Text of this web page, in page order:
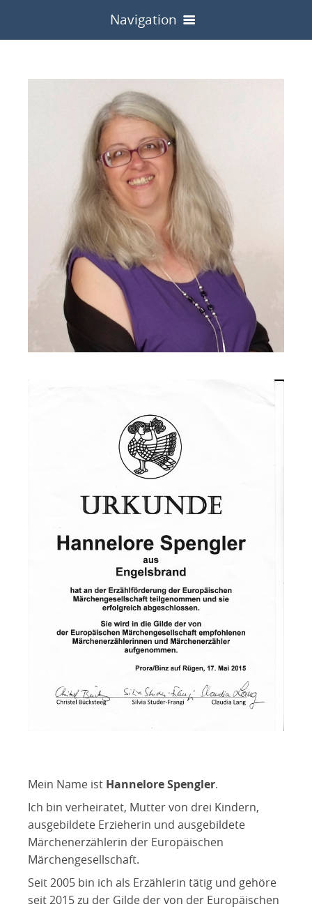
Navigation
Über mich
Termine
Bildergalerie
Pressestimmen
Impressum
Mein Name ist Hannelore Spengler.
Ich bin verheiratet, Mutter von drei Kindern,
ausgebildete Erzieherin und ausgebildete
Märchenerzählerin der Europäischen
Märchengesellschaft.
Seit 2005 bin ich als Erzählerin tätig und gehöre
seit 2015 zu der Gilde der von der Europäischen